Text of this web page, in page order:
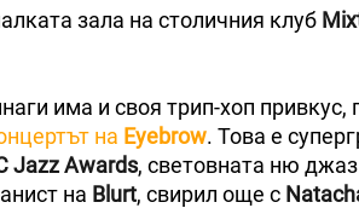
зала на столичния клуб
има и своя трип-хоп привкус,
на Eyebrow. Това е
Jazz Awards, световната ню
на Blurt, свирил още с